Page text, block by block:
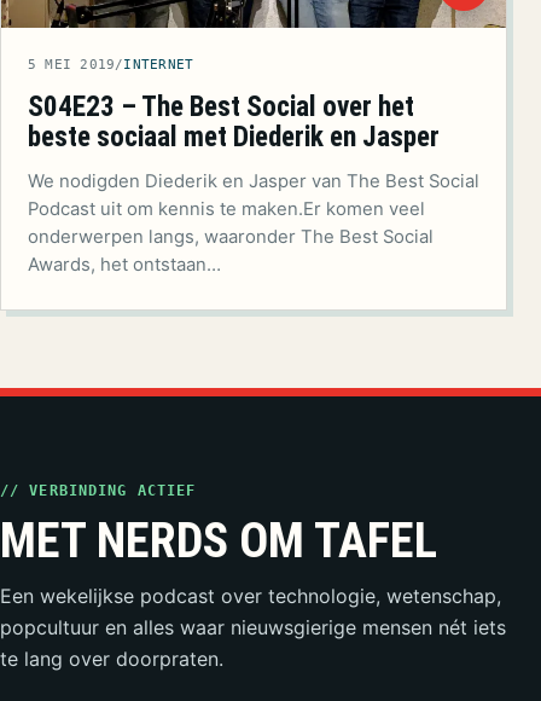
5 MEI 2019/INTERNET
S04E23 – The Best Social over het
beste sociaal met Diederik en Jasper
We nodigden Diederik en Jasper van The Best Social
Podcast uit om kennis te maken.Er komen veel
onderwerpen langs, waaronder The Best Social
Awards, het ontstaan…
// VERBINDING ACTIEF
MET NERDS OM TAFEL
Een wekelijkse podcast over technologie, wetenschap,
popcultuur en alles waar nieuwsgierige mensen nét iets
te lang over doorpraten.